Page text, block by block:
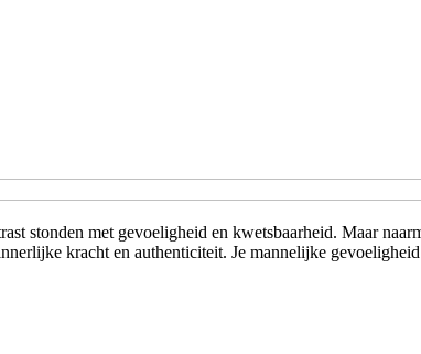
stonden met gevoeligheid en kwetsbaarheid. Maar
kracht en authenticiteit. Je mannelijke